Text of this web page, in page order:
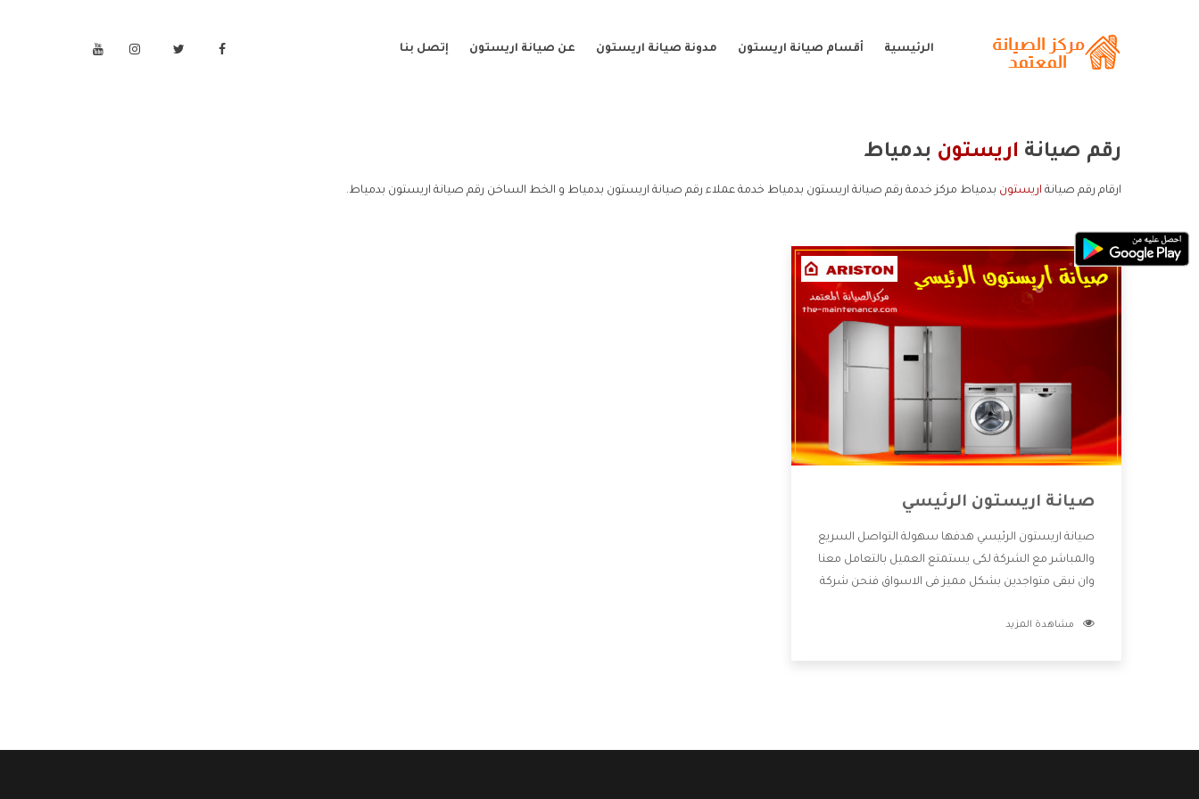
الرئيسية أقسام صيانة اريستون مدونة صيانة اريستون عن صيانة اريستون إتصل بنا
رقم صيانة اريستون بدمياط
ارقام رقم صيانة اريستون بدمياط مركز خدمة رقم صيانة اريستون بدمياط خدمة عملاء رقم صيانة اريستون بدمياط و الخط الساخن رقم صيانة اريستون بدمياط.
صيانة اريستون الرئيسي
صيانة اريستون الرئيسي هدفها سهولة التواصل السريع
والمباشر مع الشركة لكى يستمتع العميل بالتعامل معنا
وان نبقى متواجدين بشكل مميز فى الاسواق فنحن شركة
بالخدمات التى تنفرد الشركة بها والتى تكون منها خدمة
مشاهدة المزيد